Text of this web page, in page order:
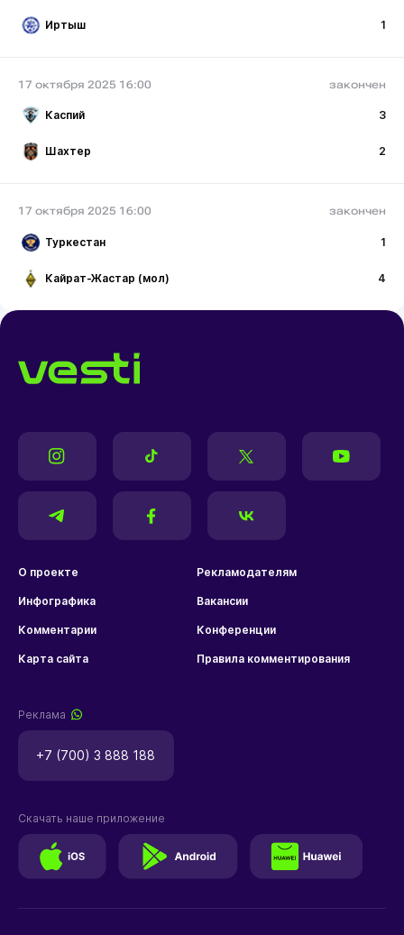
Иртыш 1
17 октября 2025 16:00 закончен
Каспий 3
Шахтер 2
17 октября 2025 16:00 закончен
Туркестан 1
Кайрат-Жастар (мол) 4
О проекте Рекламодателям
Инфографика Вакансии
Комментарии Конференции
Карта сайта Правила комментирования
Реклама
+7 (700) 3 888 188
Скачать наше приложение